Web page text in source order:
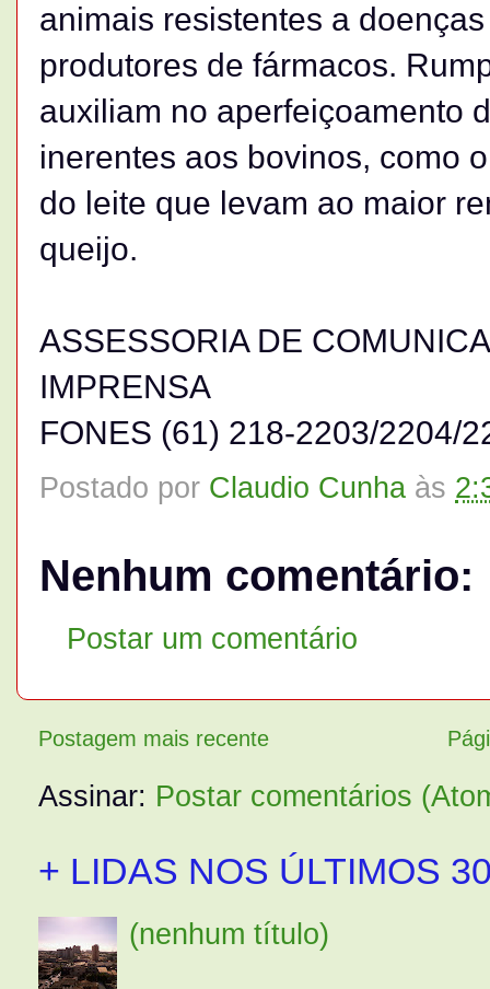
animais resistentes a
produtores de fármacos.
auxiliam no aperfeiçoamento
inerentes aos bovinos, como
do leite que levam ao maior
queijo.
ASSESSORIA DE
IMPRENSA
FONES (61) 218-2203/2204/
Postado por Claudio Cunha às
Nenhum comentário:
Postar um comentário
Postagem mais recente
Assinar: Postar comentários
+ LIDAS NOS ÚLTIMOS
(nenhum título)